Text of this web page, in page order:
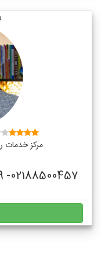
مرکز خدمات
02188500457- 02188501079- 09336812687